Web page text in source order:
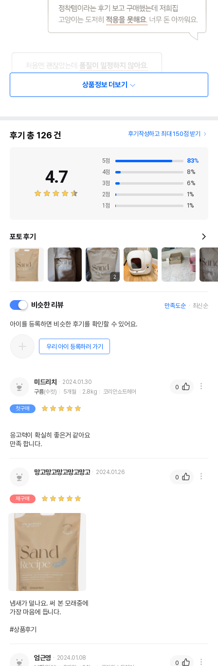
상품정보 더보기
후기 총 126건 후기작성하고 최대 150점 받기
4.7
5점 83%
4점 8%
3점 6%
2점 1 %
1 점 1 %
포토 후기
2
비슷한 리뷰 만족도순 최신순
아이를 등록하면 비슷한 후기를 확인할 수 있어요.
우리 아이 등록하러 가기
미드리치
2024.01.30
구름(수컷) 5개월 2.8kg 코리안쇼트헤어
첫구매
응고력이 확실히 좋은거 같아요
만족 합니다.
0
망고망고망고망고망고 2024.01.26
재구매
냄새가 덜나요. 써 본 모래중에
가장 마음에 듭니다.
#상품후기
0
엄근영
2024.01.08
0